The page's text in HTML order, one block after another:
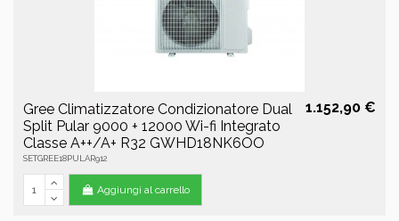
Gree Climatizzatore Condizionatore Dual
Split Pular 9000 + 12000 Wi-fi Integrato
Classe A++/A+ R32 GWHD18NK6OO
SETGREE18PULAR912
1.152,90 €
Aggiungi al carrello